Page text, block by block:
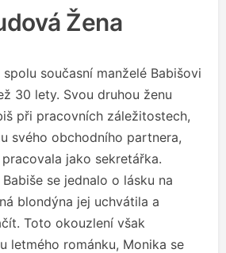
Žena
současní manželé Babišovi
30 lety. Svou druhou ženu
při pracovních záležitostech,
svého obchodního partnera,
jako sekretářka.
se jednalo o lásku na
blondýna jej uchvátila a
Toto okouzlení však
letmého románku, Monika se